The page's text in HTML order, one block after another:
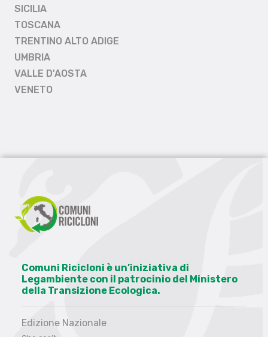
SICILIA
TOSCANA
TRENTINO ALTO ADIGE
UMBRIA
VALLE D'AOSTA
VENETO
Comuni Ricicloni è un’iniziativa di
Legambiente con il patrocinio del Ministero
della Transizione Ecologica.
Edizione Nazionale